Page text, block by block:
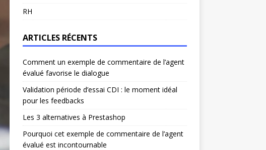
RH
ARTICLES RÉCENTS
Comment un exemple de commentaire de l’agent
évalué favorise le dialogue
Validation période d’essai CDI : le moment idéal
pour les feedbacks
Les 3 alternatives à Prestashop
Pourquoi cet exemple de commentaire de l’agent
évalué est incontournable